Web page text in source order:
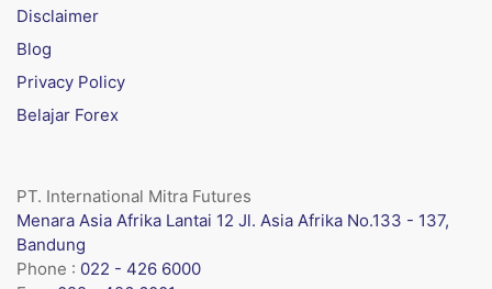
Disclaimer
Blog
Privacy Policy
Belajar Forex
PT. International Mitra Futures
Menara Asia Afrika Lantai 12 Jl. Asia Afrika No.133 - 137,
Bandung
Phone : 022 - 426 6000